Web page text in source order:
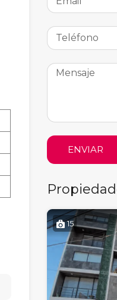
ENVIAR
15